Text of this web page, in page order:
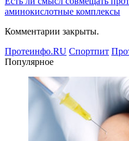
аминокислотные комплексы
Комментарии закрыты.
Протеинфо.RU Спортпит
Популярное